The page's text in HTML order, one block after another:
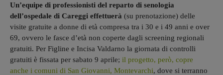
Un’equipe di professionisti del reparto di senologia
dell’ospedale di Careggi effettuerà (su prenotazione) delle
visite gratuite a donne di età compresa tra i 30 e i 49 anni e over
69, ovvero le fasce d’età non coperte dagli screening regionali
gratuiti. Per Figline e Incisa Valdarno la giornata di controlli
gratuiti è fissata per sabato 9 aprile; il progetto, però, copre
anche i comuni di San Giovanni, Montevarchi, dove si terranno